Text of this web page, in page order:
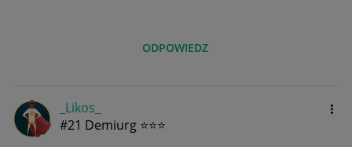
ODPOWIEDZ
_Likos_
#21 Demiurg ⭐⭐⭐